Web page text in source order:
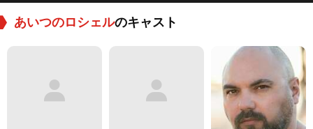
あいつのロシェルのキャスト